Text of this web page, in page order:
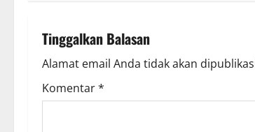
a
v
i
Tinggalkan Balasan
Alamat email Anda tidak akan
Komentar*